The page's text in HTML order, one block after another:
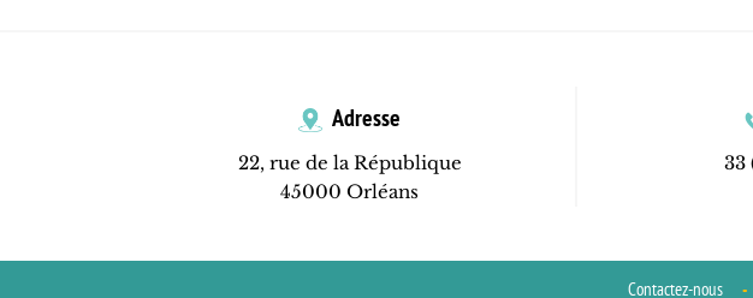
Adresse
22, rue de la République
45000 Orléans
33
Contactez-nous